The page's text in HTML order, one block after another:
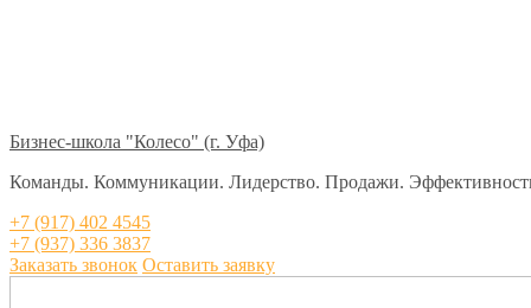
Бизнес-школа "Колесо" (г. Уфа)
Команды. Коммуникации. Лидерство. Продажи.
+7 (917) 402 4545
+7 (937) 336 3837
Заказать звонок Оставить заявку